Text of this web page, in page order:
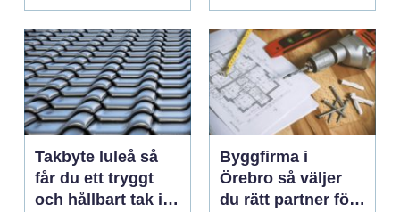
Takbyte luleå så
får du ett tryggt
och hållbart tak i
Byggfirma i
Örebro så väljer
du rätt partner för